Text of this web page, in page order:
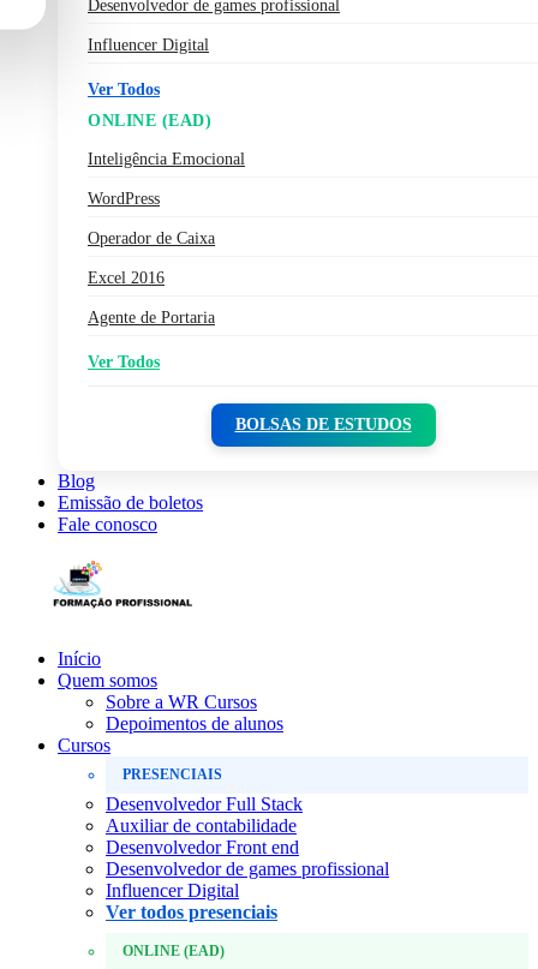
Desenvolvedor de games profissional
Influencer Digital
Ver Todos
ONLINE (EAD)
Inteligência Emocional
WordPress
Operador de Caixa
Excel 2016
Agente de Portaria
Ver Todos
BOLSAS DE ESTUDOS
Blog
Emissão de boletos
Fale conosco
Início
Quem somos
Sobre a WR Cursos
Depoimentos de alunos
Cursos
PRESENCIAIS
Desenvolvedor Full Stack
Auxiliar de contabilidade
Desenvolvedor Front end
Desenvolvedor de games profissional
Influencer Digital
Ver todos presenciais
ONLINE (EAD)